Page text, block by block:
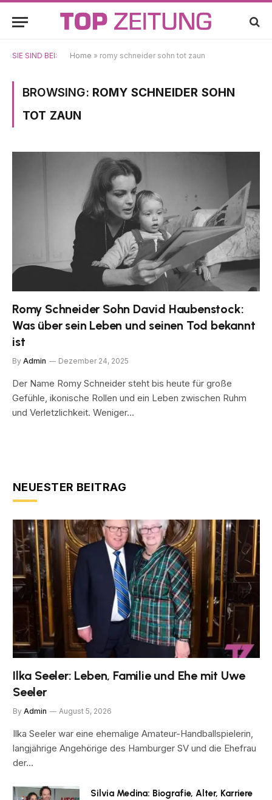
SIE SIND BEI: Home » romy schneider sohn tot zaun
BROWSING: ROMY SCHNEIDER SOHN
TOT ZAUN
Romy Schneider Sohn David Haubenstock:
Was über sein Leben und seinen Tod bekannt
ist
By Admin Dezember 24, 2025
Der Name Romy Schneider steht bis heute für große
Gefühle, ikonische Rollen und ein Leben zwischen Ruhm
und Verletzlichkeit. Weniger…
NEUESTER BEITRAG
Ilka Seeler: Leben, Familie und Ehe mit Uwe
Seeler
By Admin August 5, 2026
Ilka Seeler war eine ehemalige Amateur-Handballspielerin,
langjährige Angehörige des Hamburger SV und die Ehefrau
der…
Silvia Medina: Biografie, Alter, Karriere